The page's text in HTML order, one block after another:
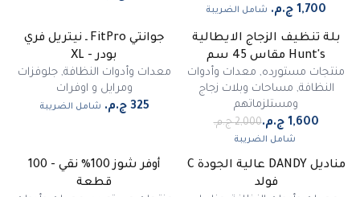
شامل الضريبة
%
بلة تنظيف الزجاج الايطالية
Hunt's مقاس 45 سم
منتجات مستورده, معدات وأدوات
النظافة, مساحات وبلات زجاج
ومستلزماتهم
‏2,000 ج.م.‏
شامل الضريبة
جوانتي FitPro ـ نيتريل فري
بودر - XL
معدات وأدوات النظافة,جلوفزات
ومرايل و اوفرات
شامل الضريبة
مناديل DANDY عالية الجودة C
فولد
أوفر شوز 100% نقي - 100
قطعة